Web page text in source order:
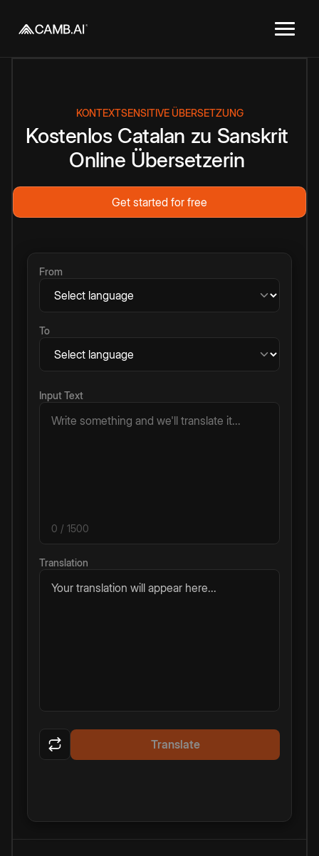
KONTEXTSENSITIVE ÜBERSETZUNG
Kostenlos Catalan zu Sanskrit
Online Übersetzerin
Get started for free
From
To
Input Text
0 / 1500
Translation
Your translation will appear here...
Translate